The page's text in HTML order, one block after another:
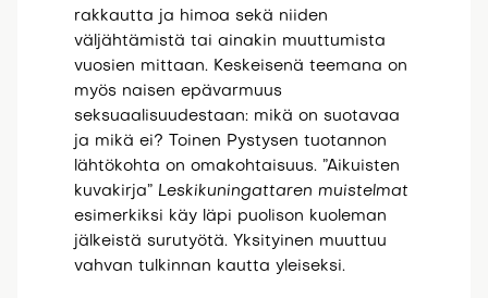
rakkautta ja himoa sekä niiden
väljähtämistä tai ainakin muuttumista
vuosien mittaan. Keskeisenä teemana on
myös naisen epävarmuus
seksuaalisuudestaan: mikä on suotavaa
ja mikä ei? Toinen Pystysen tuotannon
lähtökohta on omakohtaisuus. ”Aikuisten
kuvakirja” Leskikuningattaren muistelmat
esimerkiksi käy läpi puolison kuoleman
jälkeistä surutyötä. Yksityinen muuttuu
vahvan tulkinnan kautta yleiseksi.